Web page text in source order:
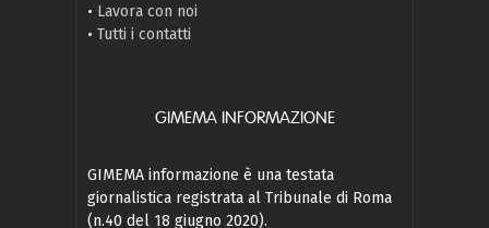
• Lavora con noi
• Tutti i contatti
GIMEMA INFORMAZIONE
GIMEMA informazione è una testata
giornalistica registrata al Tribunale di Roma
(n.40 del 18 giugno 2020).